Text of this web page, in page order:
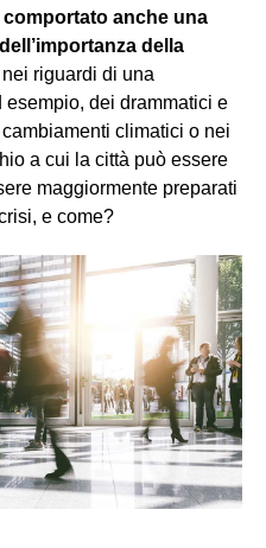
anche una
della
nei riguardi di una
dei drammatici e
climatici o nei
a cui la città può essere
maggiormente preparati
e come?